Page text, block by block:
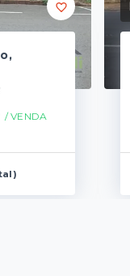
/ VENDA
)